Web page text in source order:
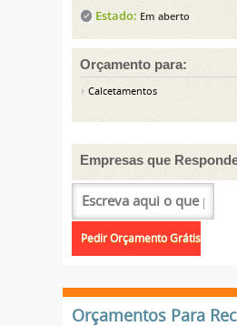
Estado: Em aberto
Orçamento para:
Calcetamentos
Empresas que
Orçamentos Para